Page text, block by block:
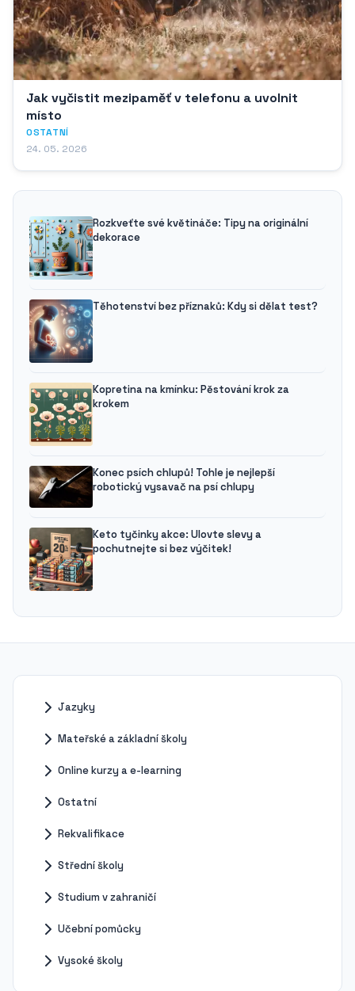
Jak vyčistit mezipaměť v telefonu a uvolnit
místo
OSTATNÍ
24. 05. 2026
Rozkveťte své květináče: Tipy na originální
dekorace
Těhotenství bez příznaků: Kdy si dělat test?
Kopretina na kmínku: Pěstování krok za
krokem
Konec psích chlupů! Tohle je nejlepší
robotický vysavač na psí chlupy
Keto tyčinky akce: Ulovte slevy a
pochutnejte si bez výčitek!
Jazyky
Mateřské a základní školy
Online kurzy a e-learning
Ostatní
Rekvalifikace
Střední školy
Studium v zahraničí
Učební pomůcky
Vysoké školy